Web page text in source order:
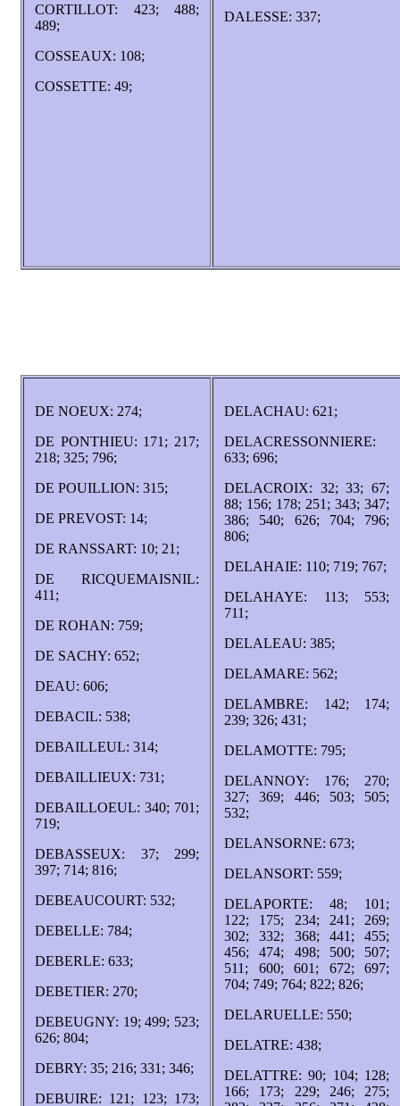
CORTILLOT: 423; 488;
489;
COSSEAUX: 108;
COSSETTE: 49;
DALESSE: 337;
DE NOEUX: 274;
DE PONTHIEU: 171; 217;
218; 325; 796;
DE POUILLION: 315;
DE PREVOST: 14;
DE RANSSART: 10; 21;
DE RICQUEMAISNIL:
411;
DE ROHAN: 759;
DE SACHY: 652;
DEAU: 606;
DEBACIL: 538;
DEBAILLEUL: 314;
DEBAILLIEUX: 731;
DEBAILLOEUL: 340; 701;
719;
DEBASSEUX: 37; 299;
397; 714; 816;
DEBEAUCOURT: 532;
DEBELLE: 784;
DEBERLE: 633;
DEBETIER: 270;
DEBEUGNY: 19; 499; 523;
626; 804;
DEBRY: 35; 216; 331; 346;
DEBUIRE: 121; 123; 173;
DELACHAU: 621;
DELACRESSONNIERE:
633; 696;
DELACROIX: 32; 33; 67;
88; 156; 178; 251; 343; 347;
386; 540; 626; 704; 796;
806;
DELAHAIE: 110; 719; 767;
DELAHAYE: 113; 553;
711;
DELALEAU: 385;
DELAMARE: 562;
DELAMBRE: 142; 174;
239; 326; 431;
DELAMOTTE: 795;
DELANNOY: 176; 270;
327; 369; 446; 503; 505;
532;
DELANSORNE: 673;
DELANSORT: 559;
DELAPORTE: 48; 101;
122; 175; 234; 241; 269;
302; 332; 368; 441; 455;
456; 474; 498; 500; 507;
511; 600; 601; 672; 697;
704; 749; 764; 822; 826;
DELARUELLE: 550;
DELATRE: 438;
DELATTRE: 90; 104; 128;
166; 173; 229; 246; 275;